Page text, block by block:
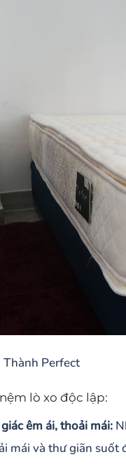
Perfect
lò xo độc lập:
êm ái, thoải mái:
mái và thư giãn suốt